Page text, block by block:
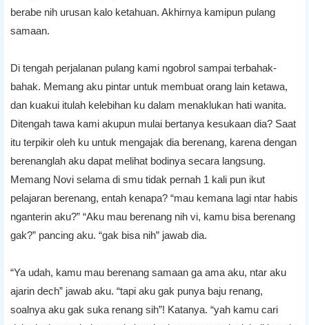
berabe nih urusan kalo ketahuan. Akhirnya kamipun pulang
samaan.
Di tengah perjalanan pulang kami ngobrol sampai terbahak-
bahak. Memang aku pintar untuk membuat orang lain ketawa,
dan kuakui itulah kelebihan ku dalam menaklukan hati wanita.
Ditengah tawa kami akupun mulai bertanya kesukaan dia? Saat
itu terpikir oleh ku untuk mengajak dia berenang, karena dengan
berenanglah aku dapat melihat bodinya secara langsung.
Memang Novi selama di smu tidak pernah 1 kali pun ikut
pelajaran berenang, entah kenapa? “mau kemana lagi ntar habis
nganterin aku?” “Aku mau berenang nih vi, kamu bisa berenang
gak?” pancing aku. “gak bisa nih” jawab dia.
“Ya udah, kamu mau berenang samaan ga ama aku, ntar aku
ajarin dech” jawab aku. “tapi aku gak punya baju renang,
soalnya aku gak suka renang sih”! Katanya. “yah kamu cari